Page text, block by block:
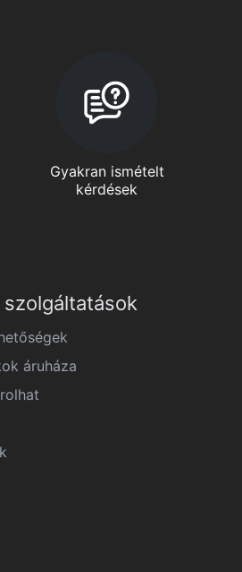
Gyakran ismételt
kérdések
szolgáltatások
áruháza